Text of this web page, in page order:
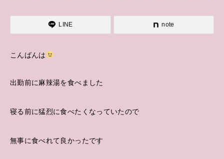
LINE note
こんばんは
出勤前に麻辣湯を食べました
寝る前に猛烈に食べたくなっていたので
無事に食べれて良かったです